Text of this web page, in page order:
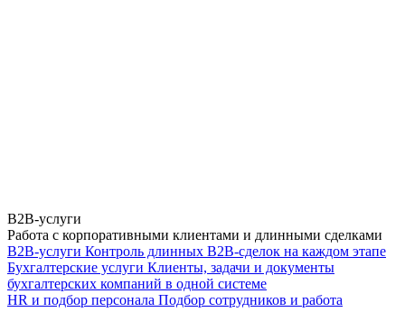
B2B-услуги
Работа с корпоративными клиентами и длинными сделками
B2B-услуги Контроль длинных B2B-сделок на каждом этапе
Бухгалтерские услуги Клиенты, задачи и документы
бухгалтерских компаний в одной системе
HR и подбор персонала Подбор сотрудников и работа